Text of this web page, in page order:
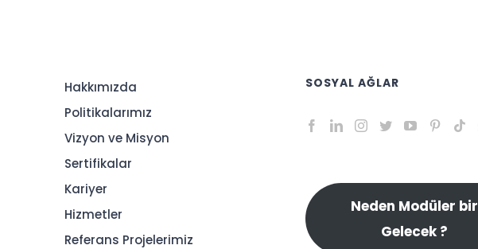
Hakkımızda
Politikalarımız
Vizyon ve Misyon
Sertifikalar
Kariyer
Hizmetler
Referans Projelerimiz
SOSYAL AĞLAR
Neden Modüler bir
Gelecek ?